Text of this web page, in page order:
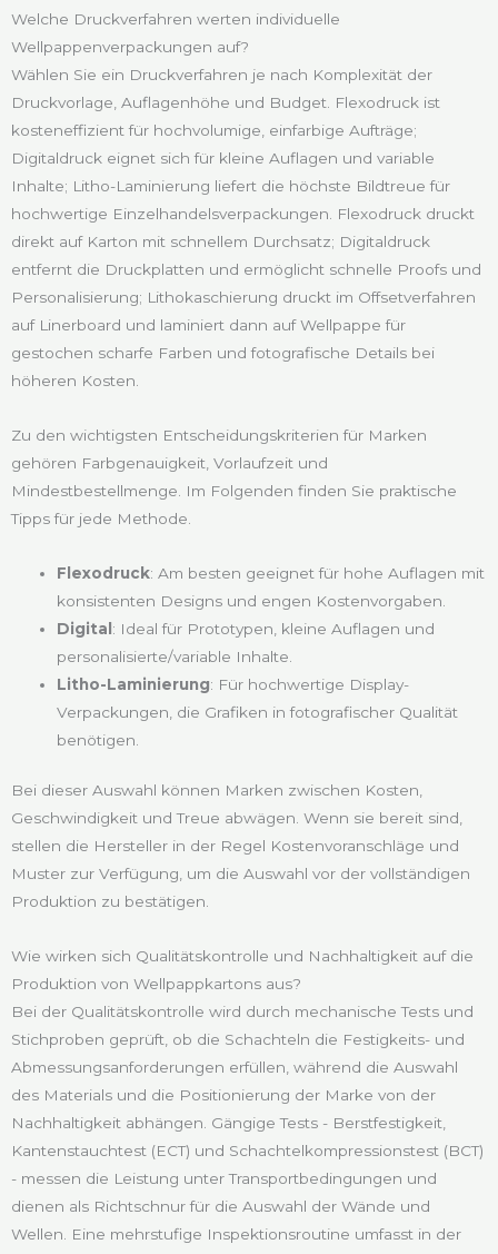
Welche Druckverfahren werten individuelle
Wellpappenverpackungen auf?
Wählen Sie ein Druckverfahren je nach Komplexität der
Druckvorlage, Auflagenhöhe und Budget. Flexodruck ist
kosteneffizient für hochvolumige, einfarbige Aufträge;
Digitaldruck eignet sich für kleine Auflagen und variable
Inhalte; Litho-Laminierung liefert die höchste Bildtreue für
hochwertige Einzelhandelsverpackungen. Flexodruck druckt
direkt auf Karton mit schnellem Durchsatz; Digitaldruck
entfernt die Druckplatten und ermöglicht schnelle Proofs und
Personalisierung; Lithokaschierung druckt im Offsetverfahren
auf Linerboard und laminiert dann auf Wellpappe für
gestochen scharfe Farben und fotografische Details bei
höheren Kosten.
Zu den wichtigsten Entscheidungskriterien für Marken
gehören Farbgenauigkeit, Vorlaufzeit und
Mindestbestellmenge. Im Folgenden finden Sie praktische
Tipps für jede Methode.
Flexodruck: Am besten geeignet für hohe Auflagen mit
konsistenten Designs und engen Kostenvorgaben.
Digital : Ideal für Prototypen, kleine Auflagen und
personalisierte/variable Inhalte.
Litho-Laminierung: Für hochwertige Display-
Verpackungen, die Grafiken in fotografischer Qualität
benötigen.
Bei dieser Auswahl können Marken zwischen Kosten,
Geschwindigkeit und Treue abwägen. Wenn sie bereit sind,
stellen die Hersteller in der Regel Kostenvoranschläge und
Muster zur Verfügung, um die Auswahl vor der vollständigen
Produktion zu bestätigen.
Wie wirken sich Qualitätskontrolle und Nachhaltigkeit auf die
Produktion von Wellpappkartons aus?
Bei der Qualitätskontrolle wird durch mechanische Tests und
Stichproben geprüft, ob die Schachteln die Festigkeits- und
Abmessungsanforderungen erfüllen, während die Auswahl
des Materials und die Positionierung der Marke von der
Nachhaltigkeit abhängen. Gängige Tests - Berstfestigkeit,
Kantenstauchtest (ECT) und Schachtelkompressionstest (BCT)
- messen die Leistung unter Transportbedingungen und
dienen als Richtschnur für die Auswahl der Wände und
Wellen. Eine mehrstufige Inspektionsroutine umfasst in der